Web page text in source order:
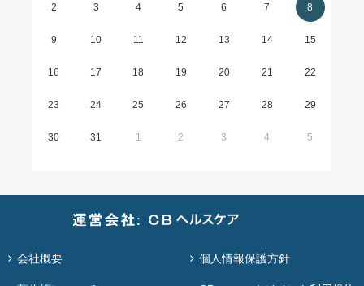
2 3 4 5 6 7 8
9 10 11 12 13 14 15
16 17 18 19 20 21 22
23 24 25 26 27 28 29
30 31 1 2 3 4 5
会社概要 個人情報保護方針